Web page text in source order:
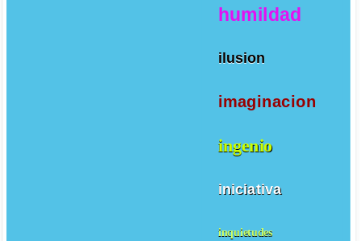
humildad
ilusion
imaginacion
ingenio
iniciativa
inquietudes